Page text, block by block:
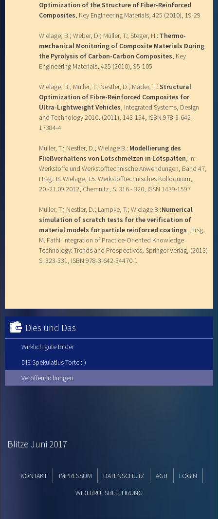
Optimization of the Structure of Fiber-Reinforced
Composites, Key Engineering Materials, 425 (2010), 19-29
Wielage, B.; Weber, D.; Müller, T.; Steger, H.: Thermo-
mechanical Monitoring of Composite Materials During
the Pyrolysis of Carbon-Carbon Composites, Key
Engineering Materials, 425 (2010), 95-105
Wielage, B.; Müller, T.; Nestler, D.; Mäder, T.: Structural
Optimization of Fibre-Reinforced Composites for
Ultra-Lightweight Vehicles, Integrated Systems, Design
and Technology 2010, (2011), 143-154, ISBN 978-3-642-
17384-4
Müller, T.; Nestler, D.; Wielage B.: Modellierung des
Fließverhaltens von Lotschmelzen in Lötspalten, In:
Werkstoffe und Werkstofftechnische Anwendungen, Band 47,
Hrsg.: B. Wielage, 15. Werkstofftechnisches Kolloquium,
20.-21.09.2012, Chemnitz, S. 316 - 320, ISSN 1439-1597
Müller, T.; Nestler, D.; Lampke, T.; Wielage B.:Numerical
simulation of scratch tests for the verification of
material models for particle reinforced coatings, Hrsg.
M. Fathi: Integration of Practice-Oriented Knowledge
Technology: Trends and Prospectives, Springer Verlag, (2013)
S. 323-331, ISBN 978-3-642-34470-1
Dies und Das
Wirklich gute Bilder
DIE Spekulatius-Torte :-)
Veröffentlichungen
Blitze Juni 2017
KONTAKT IMPRESSUM DATENSCHUTZ AGB
LOGIN
WIDERRUFSBELEHRUNG